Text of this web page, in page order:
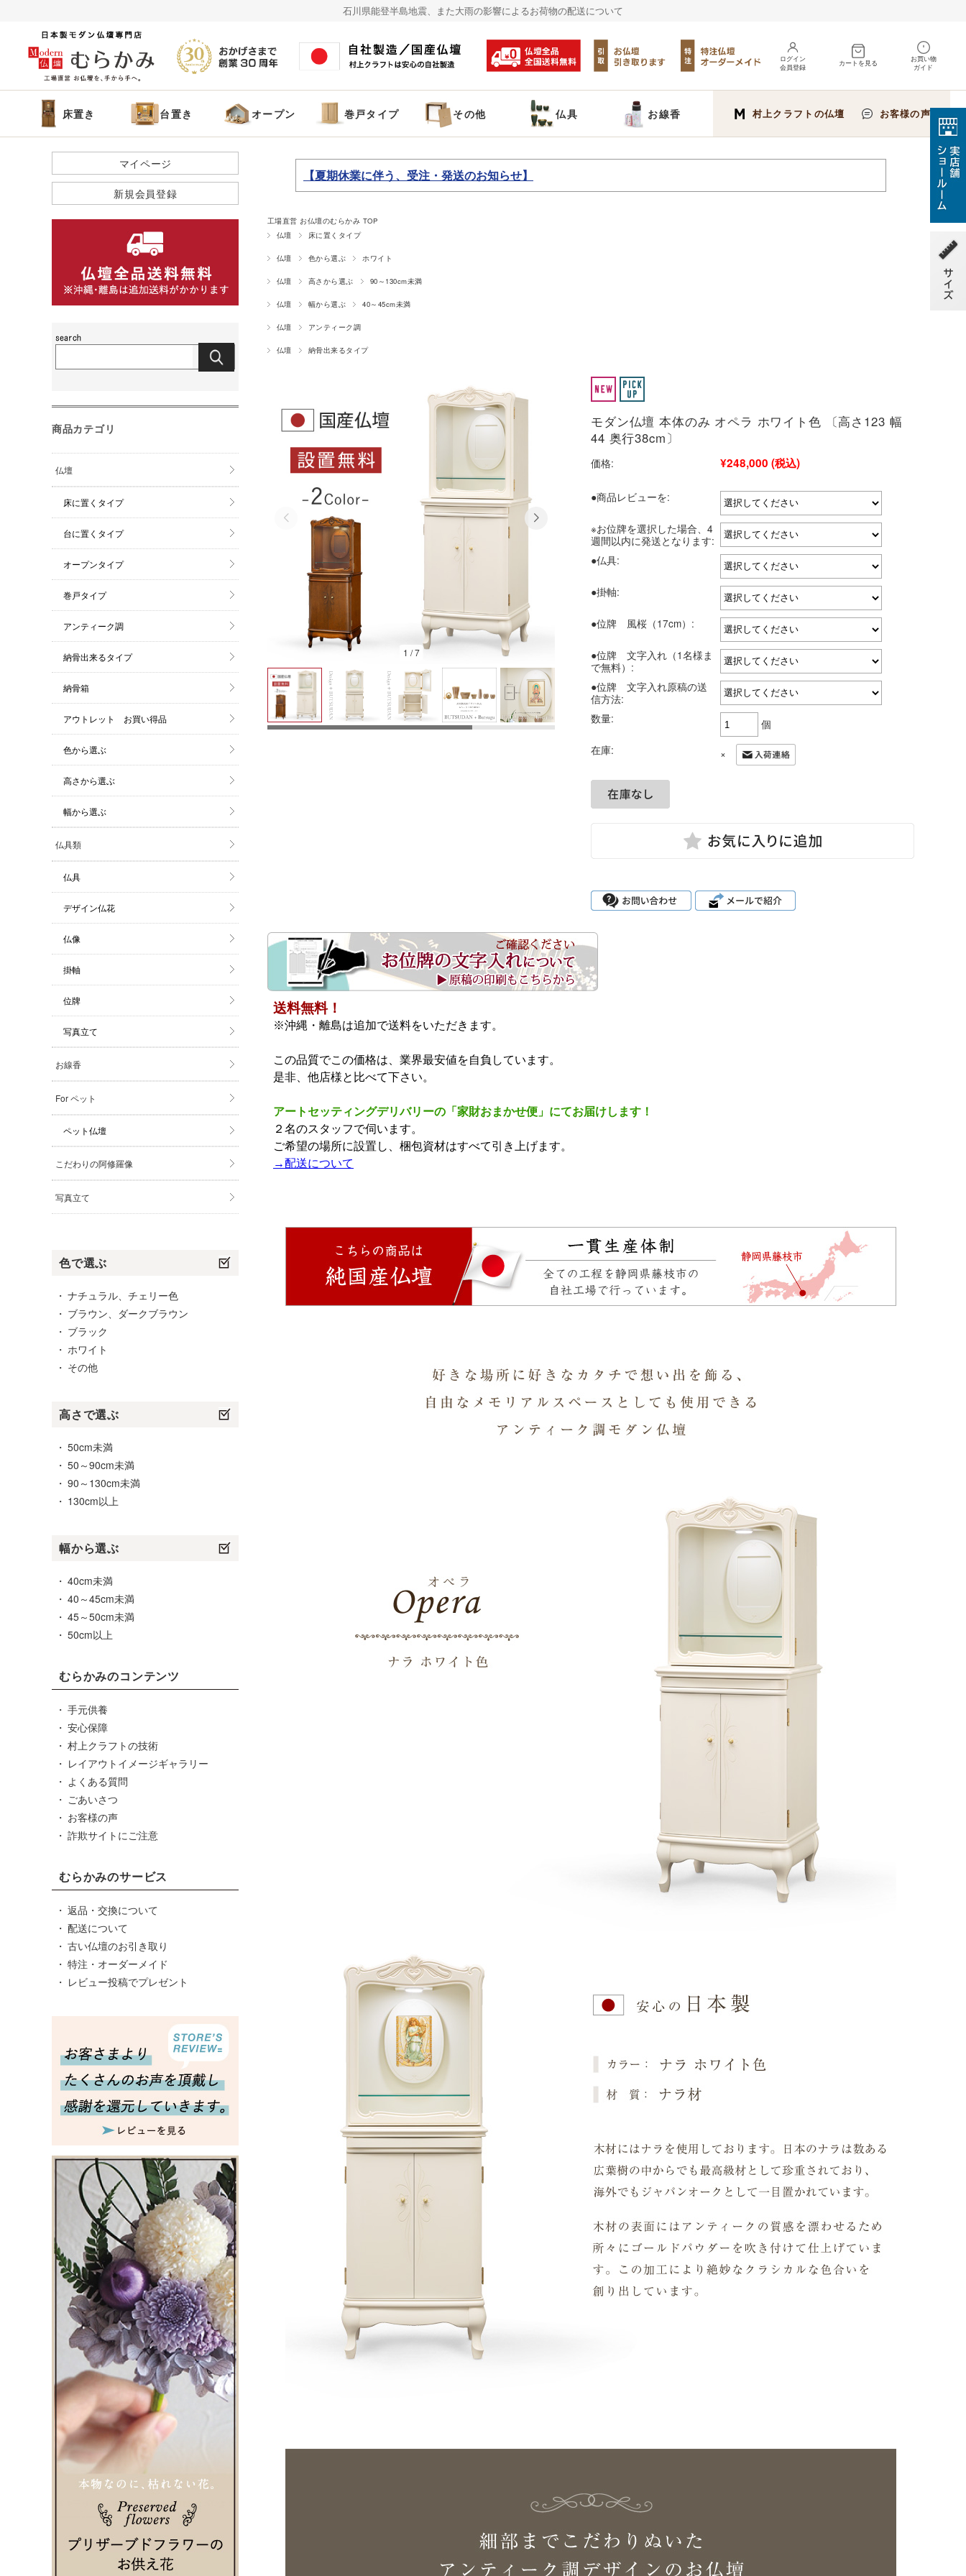
石川県能登半島地震、また大雨の影響によるお荷物の配送について
ログイン
会員登録
カートを見る
お買い物
ガイド
床置き 台置き オープン 巻戸タイプ その他 仏具 お線香 村上クラフトの仏壇 お客様の声
【夏期休業に伴う、受注・発送のお知らせ】
工場直営 お仏壇のむらかみ TOP
仏壇
床に置くタイプ
仏壇 色から選ぶ ホワイト
仏壇 高さから選ぶ 90～130cm未満
仏壇 幅から選ぶ 40～45cm未満
仏壇 アンティーク調
仏壇 納骨出来るタイプ
1 /7
モダン仏壇 本体のみ オペラ ホワイト色 〔高さ123 幅
44 奥行38cm〕
価格: ¥248,000 (税込)
●商品レビューを:
※お位牌を選択した場合、4
週間以内に発送となります:
●仏具:
●掛軸:
●位牌 風桜（17cm）:
●位牌 文字入れ（1名様ま
で無料）:
●位牌 文字入れ原稿の送
信方法:
数量:
個
在庫:
×
マイページ
新規会員登録
商品カテゴリ
仏壇
床に置くタイプ
台に置くタイプ
オープンタイプ
巻戸タイプ
アンティーク調
納骨出来るタイプ
納骨箱
アウトレット お買い得品
色から選ぶ
高さから選ぶ
幅から選ぶ
仏具類
仏具
デザイン仏花
仏像
掛軸
位牌
写真立て
お線香
For ペット
ペット仏壇
こだわりの阿修羅像
写真立て
色で選ぶ
ナチュラル、チェリー色
ブラウン、ダークブラウン
ブラック
ホワイト
その他
高さで選ぶ
50cm未満
50～90cm未満
90～130cm未満
130cm以上
幅から選ぶ
40cm未満
40～45cm未満
45～50cm未満
50cm以上
むらかみのコンテンツ
手元供養
安心保障
村上クラフトの技術
レイアウトイメージギャラリー
よくある質問
ごあいさつ
お客様の声
詐欺サイトにご注意
むらかみのサービス
返品・交換について
配送について
古い仏壇のお引き取り
特注・オーダーメイド
レビュー投稿でプレゼント